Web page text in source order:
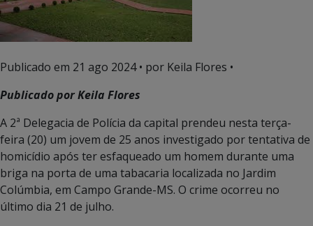
Publicado em 21 ago 2024• por Keila Flores •
Publicado por Keila Flores
A 2ª Delegacia de Polícia da capital prendeu nesta terça-
feira (20) um jovem de 25 anos investigado por tentativa de
homicídio após ter esfaqueado um homem durante uma
briga na porta de uma tabacaria localizada no Jardim
Colúmbia, em Campo Grande-MS. O crime ocorreu no
último dia 21 de julho.